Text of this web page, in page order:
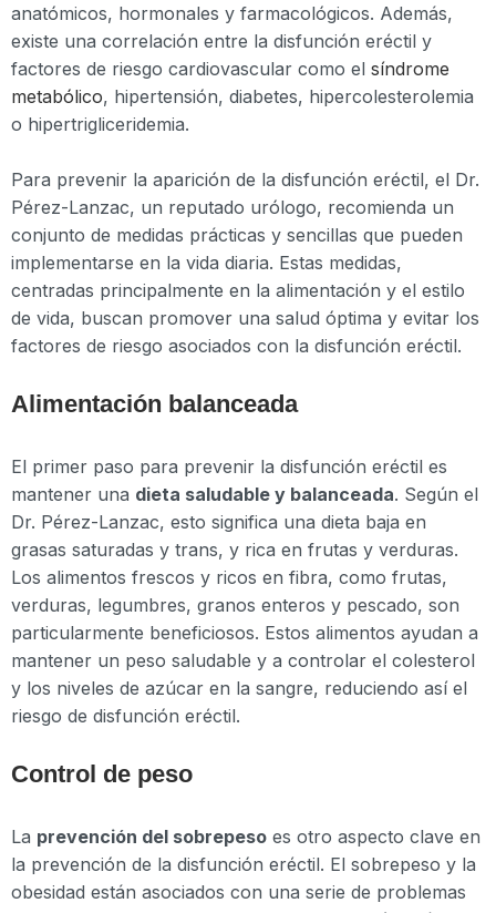
anatómicos, hormonales y farmacológicos. Además,
existe una correlación entre la disfunción eréctil y
factores de riesgo cardiovascular como el síndrome
metabólico, hipertensión, diabetes, hipercolesterolemia
o hipertrigliceridemia.
Para prevenir la aparición de la disfunción eréctil, el Dr.
Pérez-Lanzac, un reputado urólogo, recomienda un
conjunto de medidas prácticas y sencillas que pueden
implementarse en la vida diaria. Estas medidas,
centradas principalmente en la alimentación y el estilo
de vida, buscan promover una salud óptima y evitar los
factores de riesgo asociados con la disfunción eréctil.
Alimentación balanceada
El primer paso para prevenir la disfunción eréctil es
mantener una dieta saludable y balanceada. Según el
Dr. Pérez-Lanzac, esto significa una dieta baja en
grasas saturadas y trans, y rica en frutas y verduras.
Los alimentos frescos y ricos en fibra, como frutas,
verduras, legumbres, granos enteros y pescado, son
particularmente beneficiosos. Estos alimentos ayudan a
mantener un peso saludable y a controlar el colesterol
y los niveles de azúcar en la sangre, reduciendo así el
riesgo de disfunción eréctil.
Control de peso
La prevención del sobrepeso es otro aspecto clave en
la prevención de la disfunción eréctil. El sobrepeso y la
obesidad están asociados con una serie de problemas